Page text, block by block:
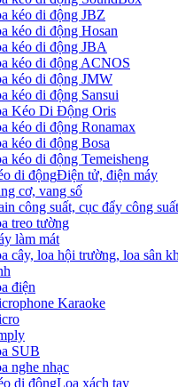
kéo di động JBZ
kéo di động Hosan
kéo di động JBA
kéo di động ACNOS
kéo di động JMW
kéo di động Sansui
Kéo Di Động Oris
kéo di động Ronamax
kéo di động Bosa
kéo di động Temeisheng
Điện tử, điện máy
cơ, vang số
công suất, cục đẩy công suất
treo tường
làm mát
cây, loa hội trường, loa sân
điện
Karaoke
SUB
nghe nhạc
Loa xách tay